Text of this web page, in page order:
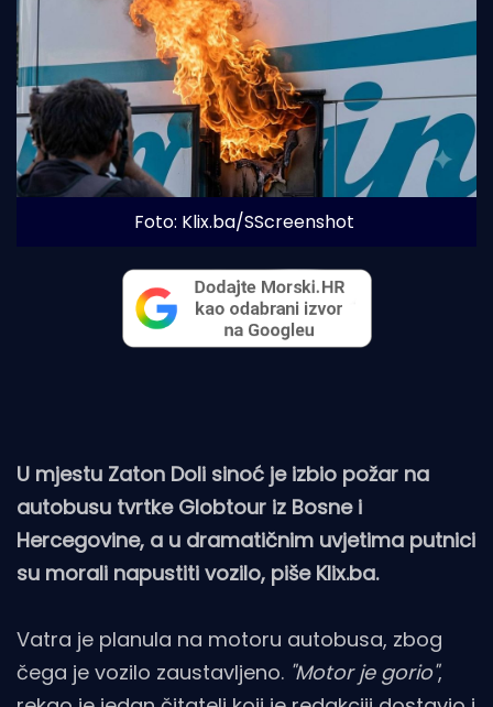
Foto: Klix.ba/SScreenshot
U mjestu Zaton Doli sinoć je izbio požar na
autobusu tvrtke Globtour iz Bosne i
Hercegovine, a u dramatičnim uvjetima putnici
su morali napustiti vozilo, piše Klix.ba.
Vatra je planula na motoru autobusa, zbog
čega je vozilo zaustavljeno. "Motor je gorio",